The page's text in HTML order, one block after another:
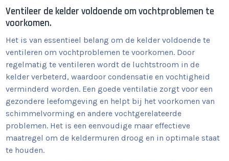
Ventileer de kelder voldoende om vochtproblemen te
voorkomen.
Het is van essentieel belang om de kelder voldoende te
ventileren om vochtproblemen te voorkomen. Door
regelmatig te ventileren wordt de luchtstroom in de
kelder verbeterd, waardoor condensatie en vochtigheid
verminderd worden. Een goede ventilatie zorgt voor een
gezondere leefomgeving en helpt bij het voorkomen van
schimmelvorming en andere vochtgerelateerde
problemen. Het is een eenvoudige maar effectieve
maatregel om de keldermuren droog en in optimale staat
te houden.